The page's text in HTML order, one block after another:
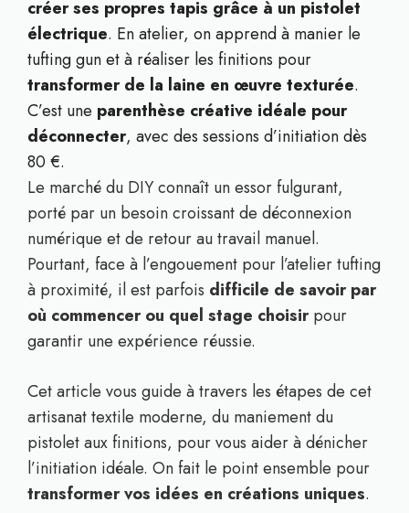
créer ses propres tapis grâce à un pistolet
électrique. En atelier, on apprend à manier le
tufting gun et à réaliser les finitions pour
transformer de la laine en œuvre texturée.
C’est une parenthèse créative idéale pour
déconnecter, avec des sessions d’initiation dès
80 €.
Le marché du DIY connaît un essor fulgurant,
porté par un besoin croissant de déconnexion
numérique et de retour au travail manuel.
Pourtant, face à l’engouement pour l’atelier tufting
à proximité, il est parfois difficile de savoir par
où commencer ou quel stage choisirpour
garantir une expérience réussie.
Cet article vous guide à travers les étapes de cet
artisanat textile moderne, du maniement du
pistolet aux finitions, pour vous aider à dénicher
l’initiation idéale. On fait le point ensemble pour
transformer vos idées en créations uniques.